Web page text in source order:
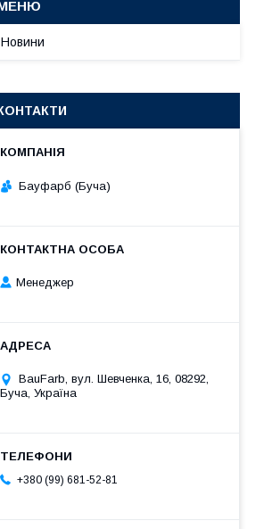
Новини
Бауфарб (Буча)
Менеджер
BauFarb, вул. Шевченка, 16, 08292,
Буча, Україна
+380 (99) 681-52-81